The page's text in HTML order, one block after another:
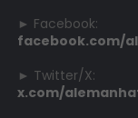
► Facebook:
facebook.com/
► Twitter/X:
x.com/